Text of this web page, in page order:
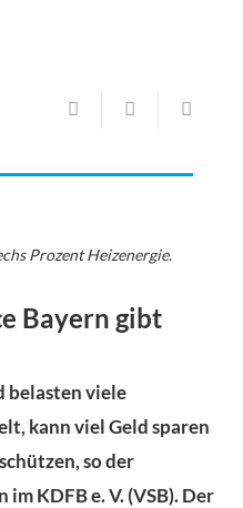
Prozent Heizenergie.
Bayern gibt
belasten viele
kann viel Geld sparen
so der
KDFB e. V. (VSB). Der